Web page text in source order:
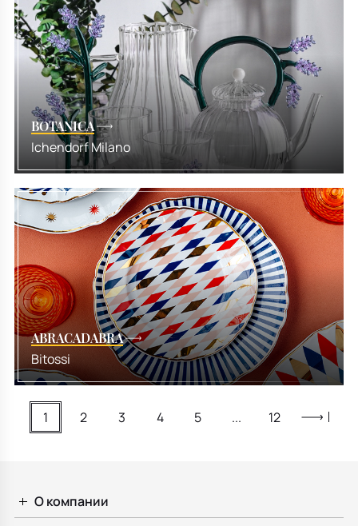
BOTANICA
Ichendorf Milano
ABRACADABRA
Bitossi
1 2 3 4 5 ... 12
О компании